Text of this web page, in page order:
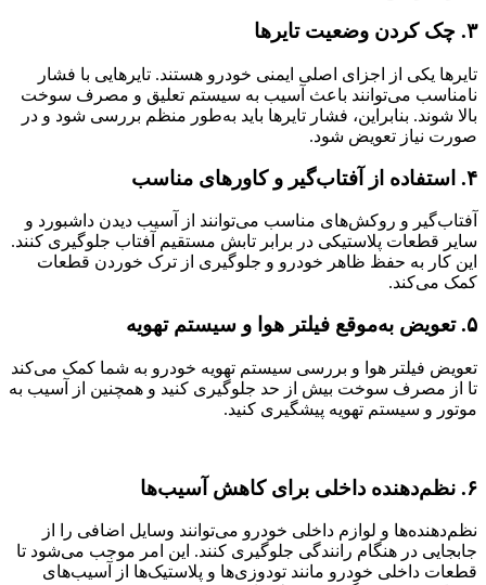
۳. چک کردن وضعیت تایرها
تایرها یکی از اجزای اصلی ایمنی خودرو هستند. تایرهایی با فشار
نامناسب می‌توانند باعث آسیب به سیستم تعلیق و مصرف سوخت
بالا شوند. بنابراین، فشار تایرها باید به‌طور منظم بررسی شود و در
صورت نیاز تعویض شود.
۴. استفاده از آفتاب‌گیر و کاورهای مناسب
آفتاب‌گیر و روکش‌های مناسب می‌توانند از آسیب دیدن داشبورد و
سایر قطعات پلاستیکی در برابر تابش مستقیم آفتاب جلوگیری کنند.
این کار به حفظ ظاهر خودرو و جلوگیری از ترک خوردن قطعات
کمک می‌کند.
۵. تعویض به‌موقع فیلتر هوا و سیستم تهویه
تعویض فیلتر هوا و بررسی سیستم تهویه خودرو به شما کمک می‌کند
تا از مصرف سوخت بیش از حد جلوگیری کنید و همچنین از آسیب به
موتور و سیستم تهویه پیشگیری کنید.
۶. نظم‌دهنده داخلی برای کاهش آسیب‌ها
نظم‌دهنده‌ها و لوازم داخلی خودرو می‌توانند وسایل اضافی را از
جابجایی در هنگام رانندگی جلوگیری کنند. این امر موجب می‌شود تا
قطعات داخلی خودرو مانند تودوزی‌ها و پلاستیک‌ها از آسیب‌های